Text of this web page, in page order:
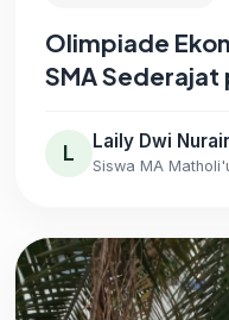
Olimpiade
SMA Sederajat
Universitas
L Laily Dwi
Siswa MA